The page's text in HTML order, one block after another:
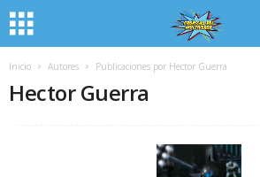
Inicio Autores Publicaciones por Hector Guerra
Hector Guerra